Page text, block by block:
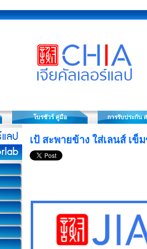
โบรชัวร์ คู่มือ การรับประกัน
เป้ สะพายข้าง ใส่เลนส์ เข็